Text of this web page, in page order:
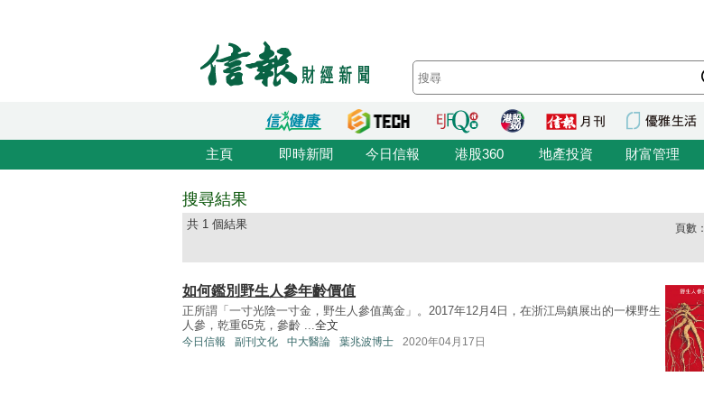
主頁 即時新聞 今日信報 港股360 地產投資 財富管理
搜尋結果
共 1 個結果 頁數：
如何鑑別野生人參年齡價值
正所謂「一寸光陰一寸金，野生人參值萬金」。2017年12月4日，在浙江烏鎮展出的一棵野生
人參，乾重65克，參齡 ...全文
今日信報 副刊文化 中大醫論 葉兆波博士 2020年04月17日